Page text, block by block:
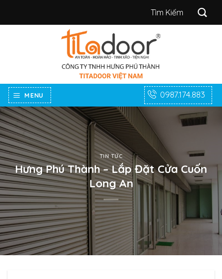
Tìm
MENU 0987.174.883
TIN TỨC
Hưng Phú Thành – Lắp Đặt Cửa Cuốn
Long An